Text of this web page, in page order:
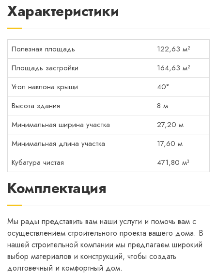
Характеристики
Полезная площадь
122,63 м²
Площадь застройки
164,63 м²
Угол наклона крыши
40°
Высота здания
8 м
Минимальная ширина участка
27,20 м
Минимальная длина участка
17,60 м
Кубатура чистая
471,80 м³
Комплектация
Мы рады представить вам наши услуги и помочь вам с
осуществлением строительного проекта вашего дома. В
нашей строительной компании мы предлагаем широкий
выбор материалов и конструкций, чтобы создать
долговечный и комфортный дом.